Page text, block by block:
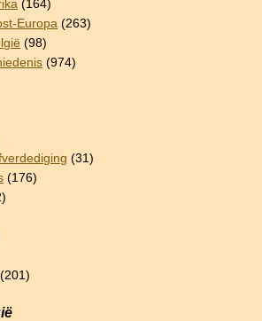
(164)
Europa (263)
(98)
(974)
(31)
(176)
(201)